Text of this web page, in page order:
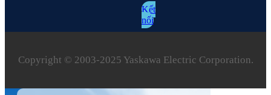
Kết
nối
Copyright © 2003‑2025 Yaskawa Electric Corporation.